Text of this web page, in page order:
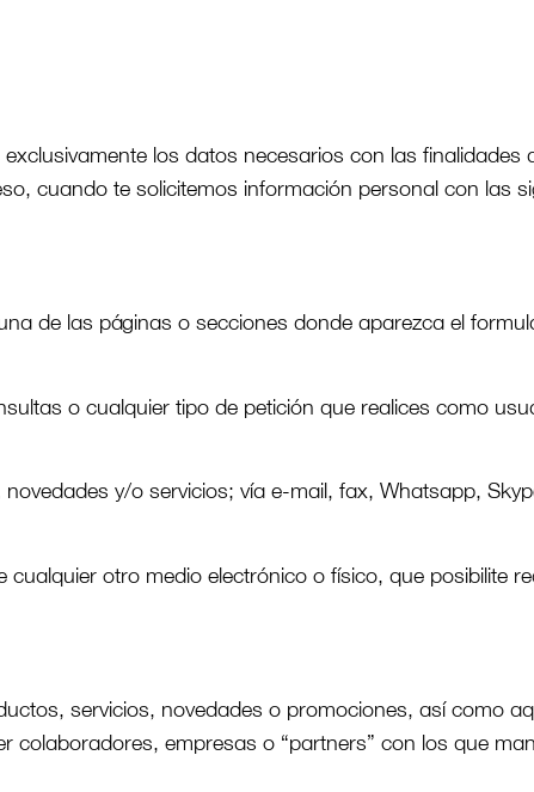
los datos necesarios con las finalidades
cuando te solicitemos información personal con las
de las páginas o secciones donde aparezca el
o cualquier tipo de petición que realices como
y/o servicios; vía e-mail, fax, Whatsapp,
otro medio electrónico o físico, que posibilite
servicios, novedades o promociones, así como
empresas o “partners” con los que